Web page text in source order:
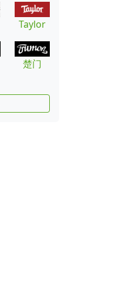
Taylor
楚门